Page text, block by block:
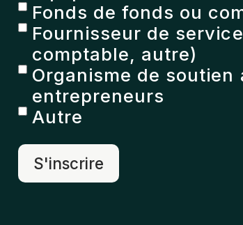
Fonds de fonds ou
Fournisseur de
comptable, autre)
Organisme de soutien
entrepreneurs
Autre